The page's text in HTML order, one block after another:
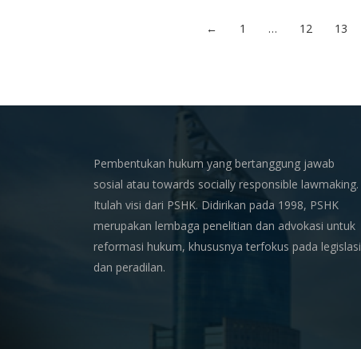
← 1 … 12 13
Pembentukan hukum yang bertanggung jawab
sosial atau towards socially responsible lawmaking.
Itulah visi dari PSHK. Didirikan pada 1998, PSHK
merupakan lembaga penelitian dan advokasi untuk
reformasi hukum, khususnya terfokus pada legislasi
dan peradilan.